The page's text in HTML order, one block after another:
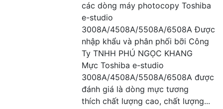
các dòng máy photocopy Toshiba
e-studio
3008A/4508A/5508A/6508A Được
nhập khẩu và phân phối bỡi Công
Ty TNHH PHÚ NGỌC KHANG
Mực Toshiba e-studio
3008A/4508A/5508A/6508A được
đánh giá là dòng mực tương
thích chất lượng cao, chất lượng...